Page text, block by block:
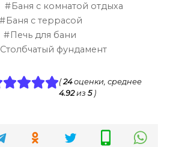
Баня с комнатой отдыха
Баня с террасой
Печь для бани
Столбчатый фундамент
(24оценки, среднее
4.92из5)